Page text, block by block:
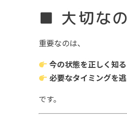
■ 大切な
重要なのは、
今の状態を正しく知
必要なタイミングを
です。